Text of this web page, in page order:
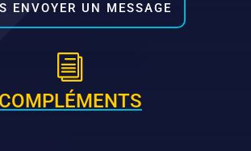
ENVOYER UN MESSAGE
i
COMPLÉMENTS